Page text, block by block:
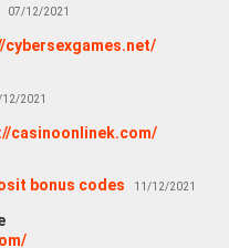
07/12/2021
cybersexgames.net/
2021
casinoonlinek.com/
bonus codes 11/12/2021